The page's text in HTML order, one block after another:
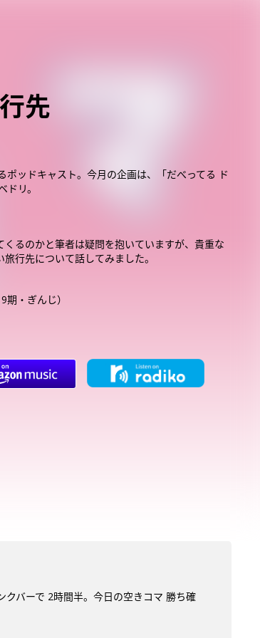
先
ポッドキャスト。今月の企画は、「だべってる ド
リ。
るのかと筆者は疑問を抱いていますが、貴重な
行先について話してみました。
・ぎんじ）
クバーで 2時間半。今日の空きコマ 勝ち確